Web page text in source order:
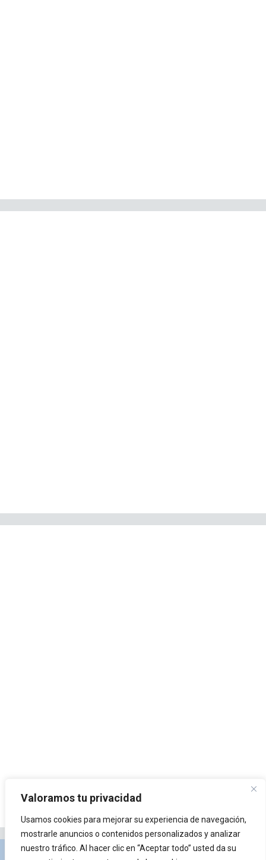
Valoramos tu privacidad
Usamos cookies para mejorar su experiencia de navegación,
mostrarle anuncios o contenidos personalizados y analizar
nuestro tráfico. Al hacer clic en “Aceptar todo” usted da su